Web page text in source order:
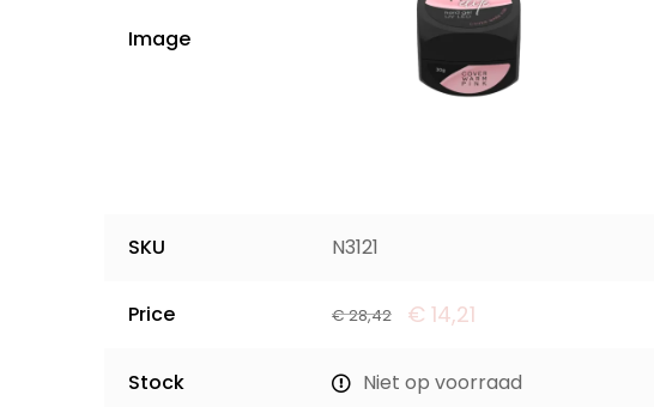
Image
SKU N3121
Price €28,42 € 14,21
Stock Niet op voorraad